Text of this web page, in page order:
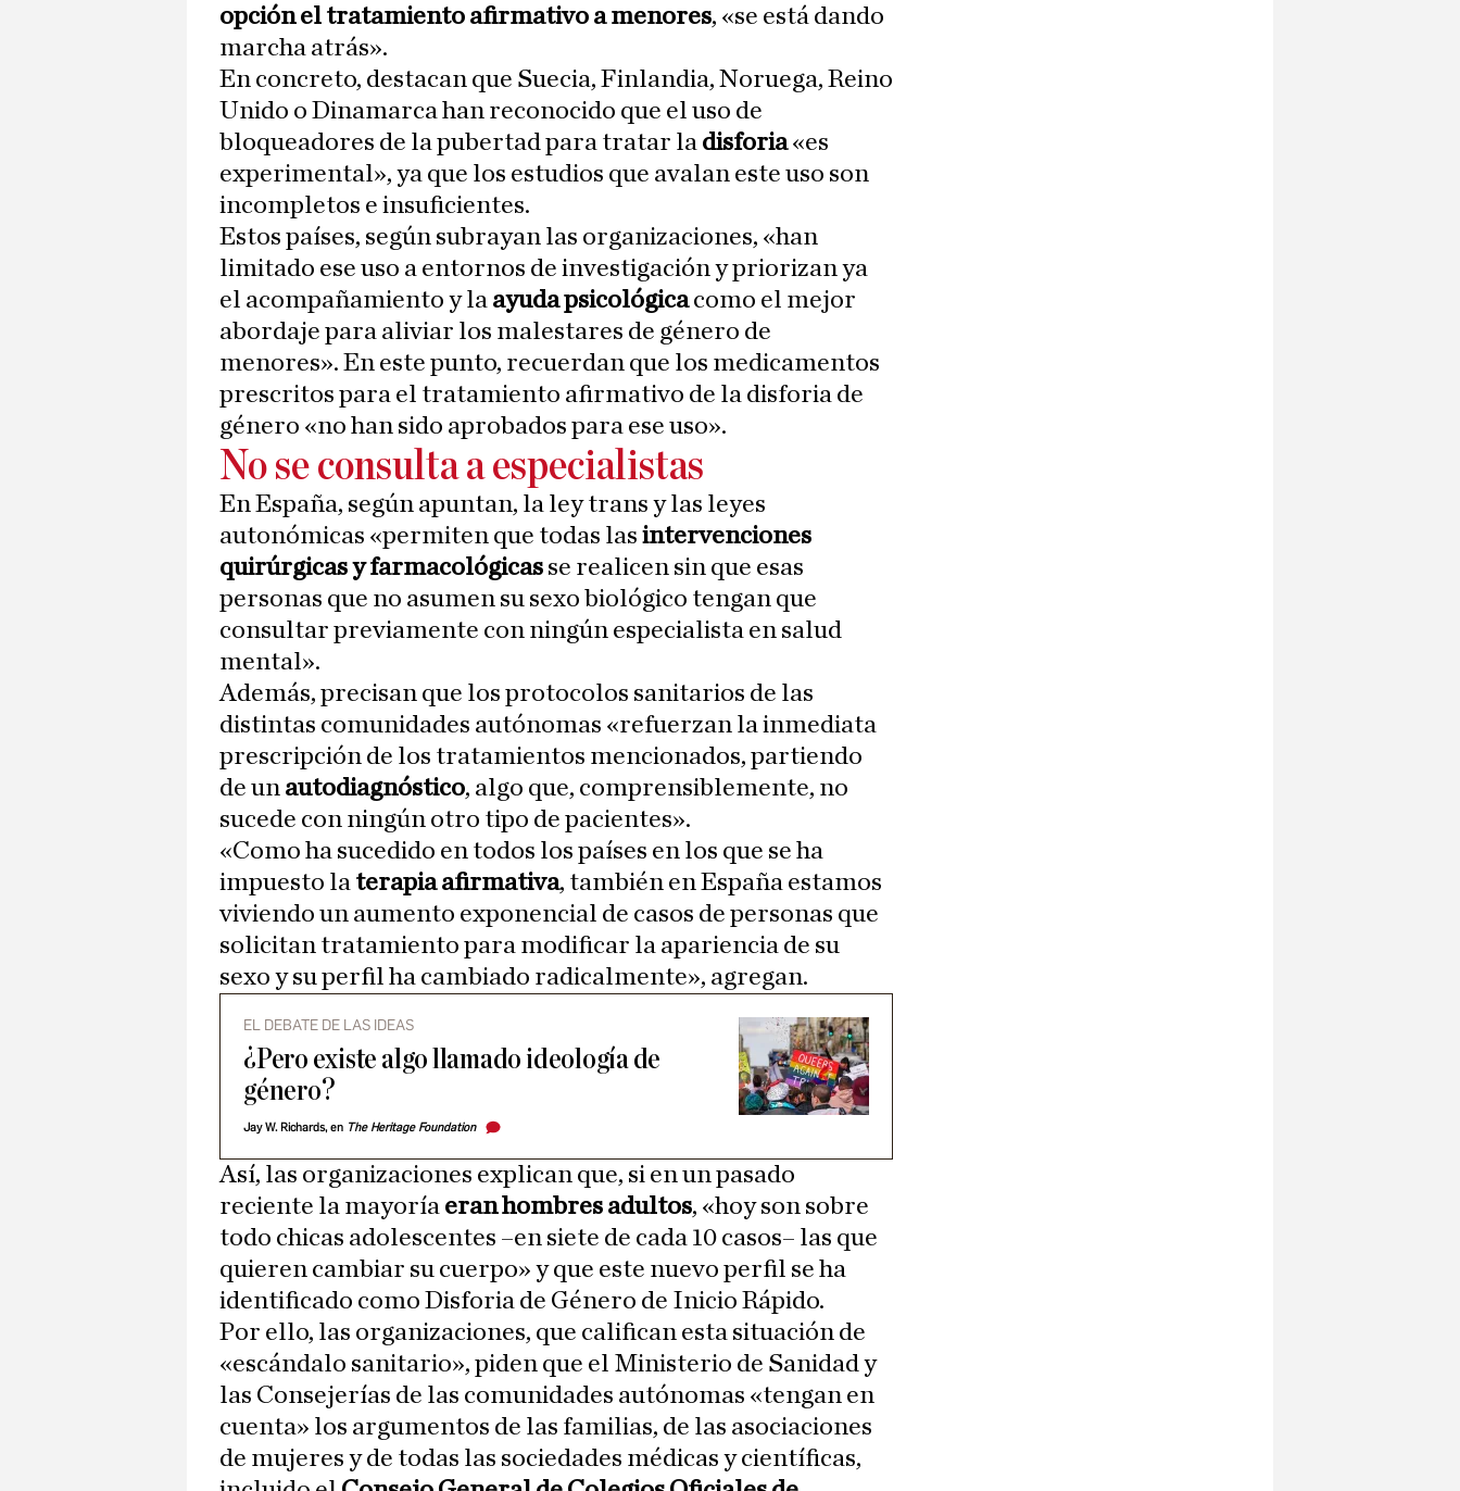
opción el tratamiento afirmativo a menores, «se está dando
marcha atrás».
En concreto, destacan que Suecia, Finlandia, Noruega, Reino
Unido o Dinamarca han reconocido que el uso de
bloqueadores de la pubertad para tratar la disforia«es
experimental», ya que los estudios que avalan este uso son
incompletos e insuficientes.
Estos países, según subrayan las organizaciones, «han
limitado ese uso a entornos de investigación y priorizan ya
el acompañamiento y la ayuda psicológicacomo el mejor
abordaje para aliviar los malestares de género de
menores». En este punto, recuerdan que los medicamentos
prescritos para el tratamiento afirmativo de la disforia de
género «no han sido aprobados para ese uso».
No se consulta a especialistas
En España, según apuntan, la ley trans y las leyes
autonómicas «permiten que todas las intervenciones
quirúrgicas y farmacológicas se realicen sin que esas
personas que no asumen su sexo biológico tengan que
consultar previamente con ningún especialista en salud
mental».
Además, precisan que los protocolos sanitarios de las
distintas comunidades autónomas «refuerzan la inmediata
prescripción de los tratamientos mencionados, partiendo
de un autodiagnóstico, algo que, comprensiblemente, no
sucede con ningún otro tipo de pacientes».
«Como ha sucedido en todos los países en los que se ha
impuesto la terapia afirmativa, también en España estamos
viviendo un aumento exponencial de casos de personas que
solicitan tratamiento para modificar la apariencia de su
sexo y su perfil ha cambiado radicalmente», agregan.
EL DEBATE DE LAS IDEAS
¿Pero existe algo llamado ideología de
género?
Jay W. Richards, en The Heritage Foundation
Así, las organizaciones explican que, si en un pasado
reciente la mayoría eran hombres adultos, «hoy son sobre
todo chicas adolescentes –en siete de cada 10 casos– las que
quieren cambiar su cuerpo» y que este nuevo perfil se ha
identificado como Disforia de Género de Inicio Rápido.
Por ello, las organizaciones, que califican esta situación de
«escándalo sanitario», piden que el Ministerio de Sanidad y
las Consejerías de las comunidades autónomas «tengan en
cuenta» los argumentos de las familias, de las asociaciones
de mujeres y de todas las sociedades médicas y científicas,